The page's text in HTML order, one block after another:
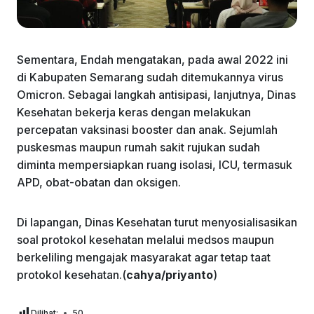
Sementara, Endah mengatakan, pada awal 2022 ini
di Kabupaten Semarang sudah ditemukannya virus
Omicron. Sebagai langkah antisipasi, lanjutnya, Dinas
Kesehatan bekerja keras dengan melakukan
percepatan vaksinasi booster dan anak. Sejumlah
puskesmas maupun rumah sakit rujukan sudah
diminta mempersiapkan ruang isolasi, ICU, termasuk
APD, obat-obatan dan oksigen.
Di lapangan, Dinas Kesehatan turut menyosialisasikan
soal protokol kesehatan melalui medsos maupun
berkeliling mengajak masyarakat agar tetap taat
protokol kesehatan.(cahya/priyanto)